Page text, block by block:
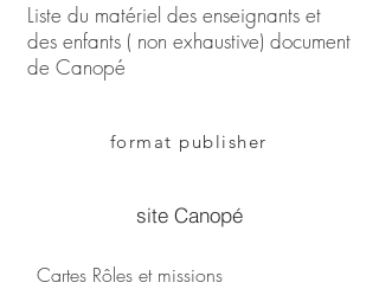
Liste du matériel des enseignants et
des enfants ( non exhaustive) document
de Canopé
format publisher
site Canopé
Cartes Rôles et missions